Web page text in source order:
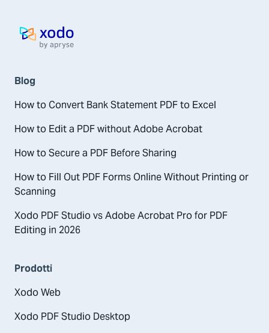
Pagina iniziale
Blog
How to Convert Bank Statement PDF to Excel
How to Edit a PDF without Adobe Acrobat
How to Secure a PDF Before Sharing
How to Fill Out PDF Forms Online Without Printing or
Scanning
Xodo PDF Studio vs Adobe Acrobat Pro for PDF
Editing in 2026
Prodotti
Xodo Web
Xodo PDF Studio Desktop